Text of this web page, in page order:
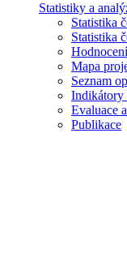
Statistiky a
Statistika
Statistika
Mapa
Seznam
Indikátory
Evaluace
Publikace